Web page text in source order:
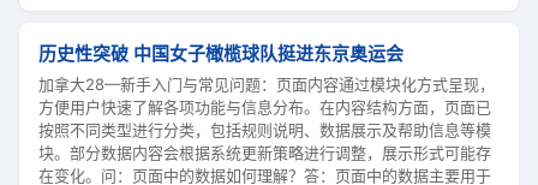
历史性突破 中国女子橄榄球队挺进东京奥运会
加拿大28—新手入门与常见问题：页面内容通过模块化方式呈现，
方便用户快速了解各项功能与信息分布。在内容结构方面，页面已
按照不同类型进行分类，包括规则说明、数据展示及帮助信息等模
块。部分数据内容会根据系统更新策略进行调整，展示形式可能存
在变化。问：页面中的数据如何理解？答：页面中的数据主要用于